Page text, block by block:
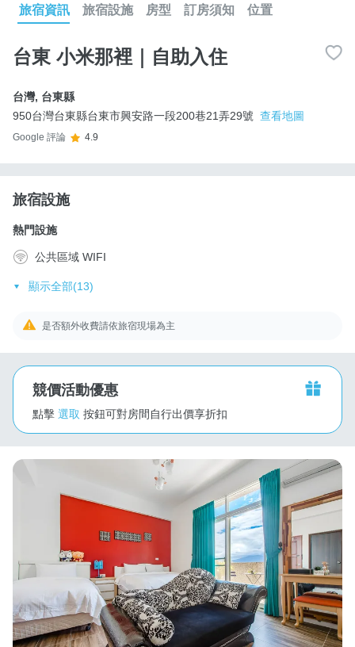
旅宿資訊 旅宿設施 房型 訂房須知 位置
台東 小米那裡｜自助入住
台灣, 台東縣
950台灣台東縣台東市興安路一段200巷21弄29號 查看地圖
Google 評論 4.9
旅宿設施
熱門設施
公共區域 WIFI
顯示全部(13)
是否額外收費請依旅宿現場為主
競價活動優惠
點擊 選取 按鈕可對房間自行出價享折扣